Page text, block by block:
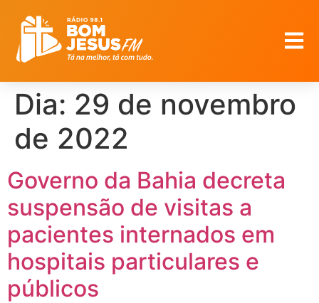
Dia: 29 de novembro
de 2022
Governo da Bahia decreta
suspensão de visitas a
pacientes internados em
hospitais particulares e
públicos